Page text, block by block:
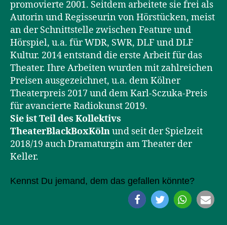
promovierte 2001. Seitdem arbeitete sie frei als
Autorin und Regisseurin von Hörstücken, meist
an der Schnittstelle zwischen Feature und
Hörspiel, u.a. für WDR, SWR, DLF und DLF
Kultur. 2014 entstand die erste Arbeit für das
Theater. Ihre Arbeiten wurden mit zahlreichen
Preisen ausgezeichnet, u.a. dem Kölner
Theaterpreis 2017 und dem Karl-Sczuka-Preis
für avancierte Radiokunst 2019.
Sie ist Teil des Kollektivs
TheaterBlackBoxKölnund seit der Spielzeit
2018/19 auch Dramaturgin am Theater der
Keller.
Kennst Du jemand, dem das gefallen könnte?